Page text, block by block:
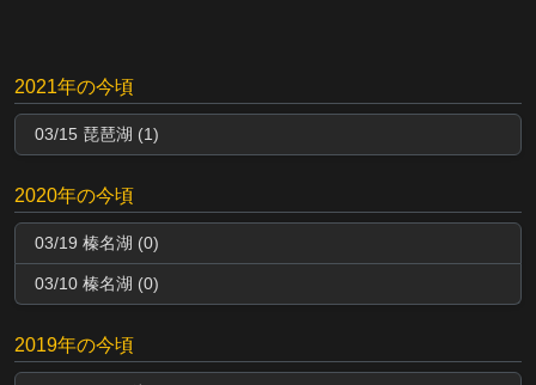
2021年の今頃
03/15 琵琶湖 (1)
2020年の今頃
03/19 榛名湖 (0)
03/10 榛名湖 (0)
2019年の今頃